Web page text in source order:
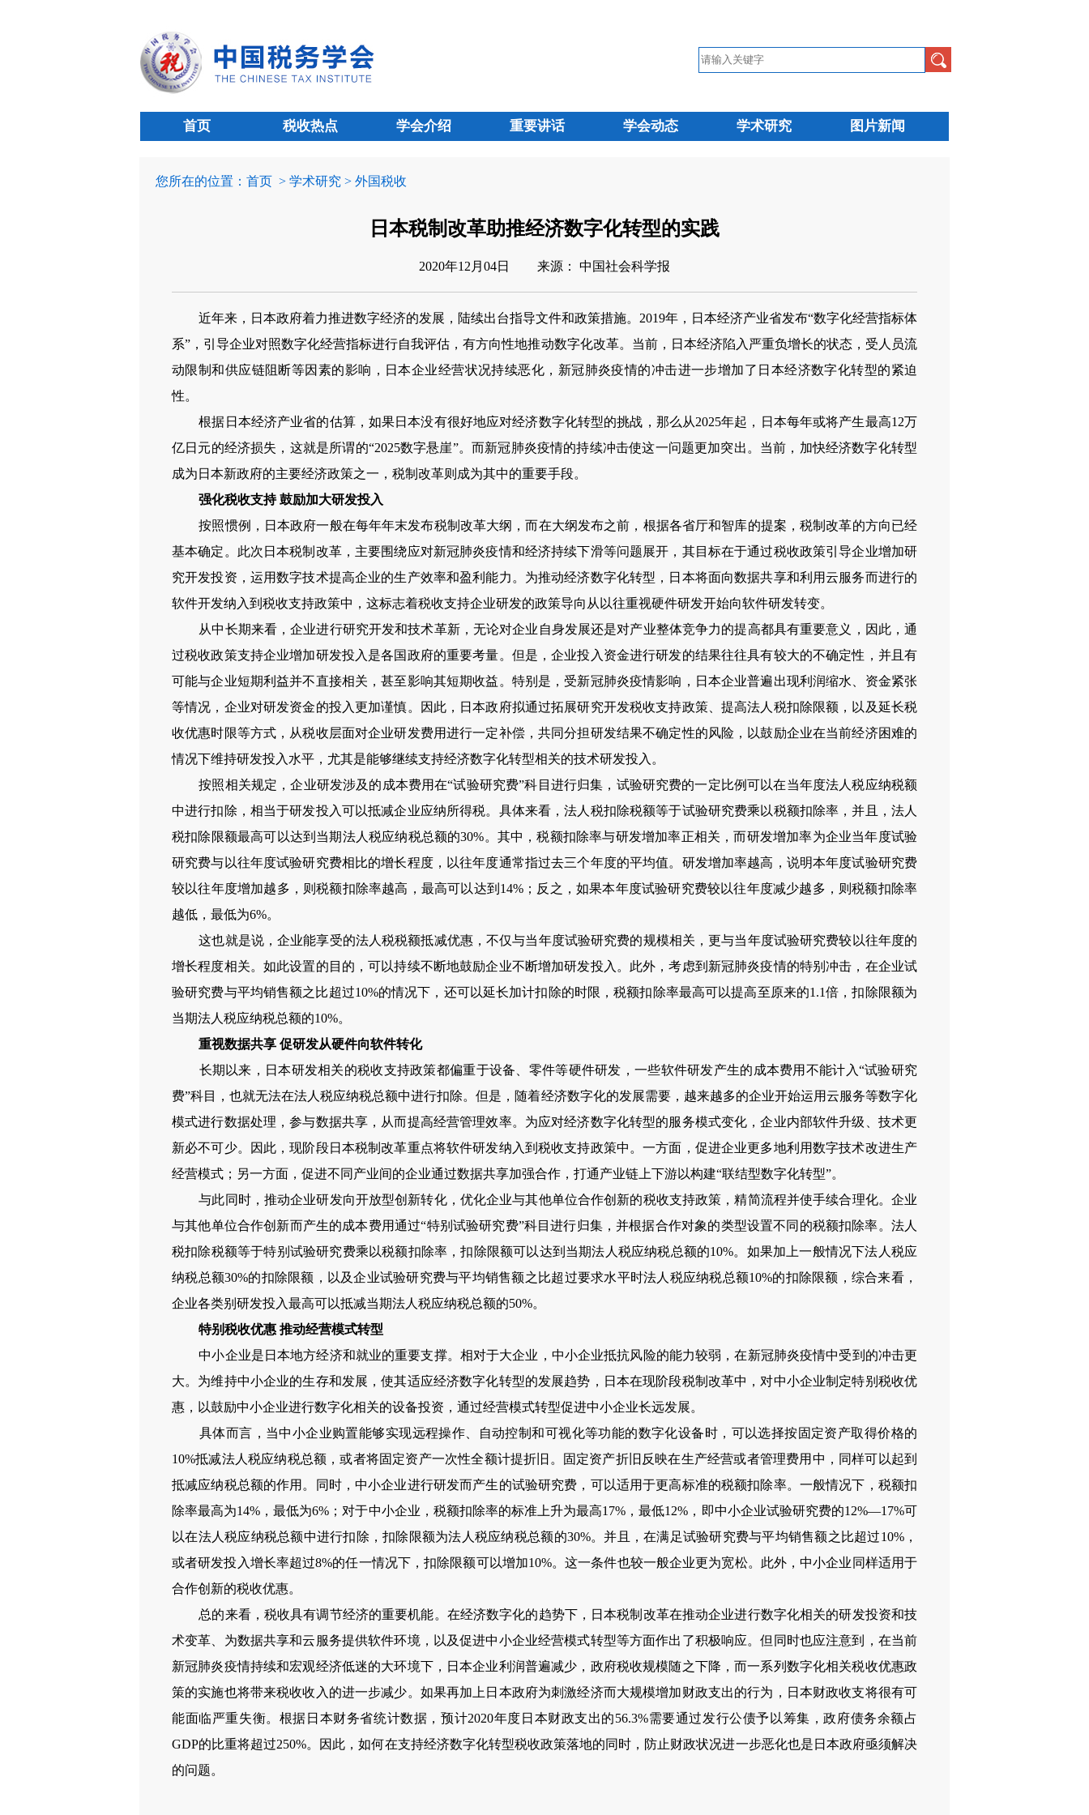
首页 税收热点 学会介绍 重要讲话 学会动态 学术研究 图片新闻
您所在的位置： 首页 > 学术研究 > 外国税收
日本税制改革助推经济数字化转型的实践
2020年12月04日 来源： 中国社会科学报
近年来，日本政府着力推进数字经济的发展，陆续出台指导文件和政策措施。2019年，日本经济产业省发布“数字化经营指标体
系”，引导企业对照数字化经营指标进行自我评估，有方向性地推动数字化改革。当前，日本经济陷入严重负增长的状态，受人员流
动限制和供应链阻断等因素的影响，日本企业经营状况持续恶化，新冠肺炎疫情的冲击进一步增加了日本经济数字化转型的紧迫
性。
根据日本经济产业省的估算，如果日本没有很好地应对经济数字化转型的挑战，那么从2025年起，日本每年或将产生最高12万
亿日元的经济损失，这就是所谓的“2025数字悬崖”。而新冠肺炎疫情的持续冲击使这一问题更加突出。当前，加快经济数字化转型
成为日本新政府的主要经济政策之一，税制改革则成为其中的重要手段。
强化税收支持 鼓励加大研发投入
按照惯例，日本政府一般在每年年末发布税制改革大纲，而在大纲发布之前，根据各省厅和智库的提案，税制改革的方向已经
基本确定。此次日本税制改革，主要围绕应对新冠肺炎疫情和经济持续下滑等问题展开，其目标在于通过税收政策引导企业增加研
究开发投资，运用数字技术提高企业的生产效率和盈利能力。为推动经济数字化转型，日本将面向数据共享和利用云服务而进行的
软件开发纳入到税收支持政策中，这标志着税收支持企业研发的政策导向从以往重视硬件研发开始向软件研发转变。
从中长期来看，企业进行研究开发和技术革新，无论对企业自身发展还是对产业整体竞争力的提高都具有重要意义，因此，通
过税收政策支持企业增加研发投入是各国政府的重要考量。但是，企业投入资金进行研发的结果往往具有较大的不确定性，并且有
可能与企业短期利益并不直接相关，甚至影响其短期收益。特别是，受新冠肺炎疫情影响，日本企业普遍出现利润缩水、资金紧张
等情况，企业对研发资金的投入更加谨慎。因此，日本政府拟通过拓展研究开发税收支持政策、提高法人税扣除限额，以及延长税
收优惠时限等方式，从税收层面对企业研发费用进行一定补偿，共同分担研发结果不确定性的风险，以鼓励企业在当前经济困难的
情况下维持研发投入水平，尤其是能够继续支持经济数字化转型相关的技术研发投入。
按照相关规定，企业研发涉及的成本费用在“试验研究费”科目进行归集，试验研究费的一定比例可以在当年度法人税应纳税额
中进行扣除，相当于研发投入可以抵减企业应纳所得税。具体来看，法人税扣除税额等于试验研究费乘以税额扣除率，并且，法人
税扣除限额最高可以达到当期法人税应纳税总额的30%。其中，税额扣除率与研发增加率正相关，而研发增加率为企业当年度试验
研究费与以往年度试验研究费相比的增长程度，以往年度通常指过去三个年度的平均值。研发增加率越高，说明本年度试验研究费
较以往年度增加越多，则税额扣除率越高，最高可以达到14%；反之，如果本年度试验研究费较以往年度减少越多，则税额扣除率
越低，最低为6%。
这也就是说，企业能享受的法人税税额抵减优惠，不仅与当年度试验研究费的规模相关，更与当年度试验研究费较以往年度的
增长程度相关。如此设置的目的，可以持续不断地鼓励企业不断增加研发投入。此外，考虑到新冠肺炎疫情的特别冲击，在企业试
验研究费与平均销售额之比超过10%的情况下，还可以延长加计扣除的时限，税额扣除率最高可以提高至原来的1.1倍，扣除限额为
当期法人税应纳税总额的10%。
重视数据共享 促研发从硬件向软件转化
长期以来，日本研发相关的税收支持政策都偏重于设备、零件等硬件研发，一些软件研发产生的成本费用不能计入“试验研究
费”科目，也就无法在法人税应纳税总额中进行扣除。但是，随着经济数字化的发展需要，越来越多的企业开始运用云服务等数字化
模式进行数据处理，参与数据共享，从而提高经营管理效率。为应对经济数字化转型的服务模式变化，企业内部软件升级、技术更
新必不可少。因此，现阶段日本税制改革重点将软件研发纳入到税收支持政策中。一方面，促进企业更多地利用数字技术改进生产
经营模式；另一方面，促进不同产业间的企业通过数据共享加强合作，打通产业链上下游以构建“联结型数字化转型”。
与此同时，推动企业研发向开放型创新转化，优化企业与其他单位合作创新的税收支持政策，精简流程并使手续合理化。企业
与其他单位合作创新而产生的成本费用通过“特别试验研究费”科目进行归集，并根据合作对象的类型设置不同的税额扣除率。法人
税扣除税额等于特别试验研究费乘以税额扣除率，扣除限额可以达到当期法人税应纳税总额的10%。如果加上一般情况下法人税应
纳税总额30%的扣除限额，以及企业试验研究费与平均销售额之比超过要求水平时法人税应纳税总额10%的扣除限额，综合来看，
企业各类别研发投入最高可以抵减当期法人税应纳税总额的50%。
特别税收优惠 推动经营模式转型
中小企业是日本地方经济和就业的重要支撑。相对于大企业，中小企业抵抗风险的能力较弱，在新冠肺炎疫情中受到的冲击更
大。为维持中小企业的生存和发展，使其适应经济数字化转型的发展趋势，日本在现阶段税制改革中，对中小企业制定特别税收优
惠，以鼓励中小企业进行数字化相关的设备投资，通过经营模式转型促进中小企业长远发展。
具体而言，当中小企业购置能够实现远程操作、自动控制和可视化等功能的数字化设备时，可以选择按固定资产取得价格的
10%抵减法人税应纳税总额，或者将固定资产一次性全额计提折旧。固定资产折旧反映在生产经营或者管理费用中，同样可以起到
抵减应纳税总额的作用。同时，中小企业进行研发而产生的试验研究费，可以适用于更高标准的税额扣除率。一般情况下，税额扣
除率最高为14%，最低为6%；对于中小企业，税额扣除率的标准上升为最高17%，最低12%，即中小企业试验研究费的12%—17%可
以在法人税应纳税总额中进行扣除，扣除限额为法人税应纳税总额的30%。并且，在满足试验研究费与平均销售额之比超过10%，
或者研发投入增长率超过8%的任一情况下，扣除限额可以增加10%。这一条件也较一般企业更为宽松。此外，中小企业同样适用于
合作创新的税收优惠。
总的来看，税收具有调节经济的重要机能。在经济数字化的趋势下，日本税制改革在推动企业进行数字化相关的研发投资和技
术变革、为数据共享和云服务提供软件环境，以及促进中小企业经营模式转型等方面作出了积极响应。但同时也应注意到，在当前
新冠肺炎疫情持续和宏观经济低迷的大环境下，日本企业利润普遍减少，政府税收规模随之下降，而一系列数字化相关税收优惠政
策的实施也将带来税收收入的进一步减少。如果再加上日本政府为刺激经济而大规模增加财政支出的行为，日本财政收支将很有可
能面临严重失衡。根据日本财务省统计数据，预计2020年度日本财政支出的56.3%需要通过发行公债予以筹集，政府债务余额占
GDP的比重将超过250%。因此，如何在支持经济数字化转型税收政策落地的同时，防止财政状况进一步恶化也是日本政府亟须解决
的问题。